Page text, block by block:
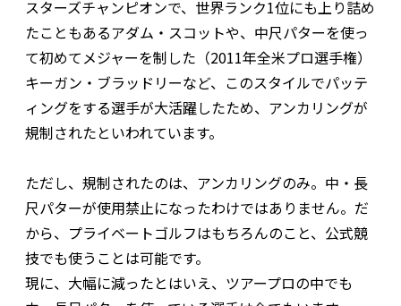
スターズチャンピオンで、世界ランク1位にも上り詰め
たこともあるアダム・スコットや、中尺パターを使っ
て初めてメジャーを制した（2011年全米プロ選手権）
キーガン・ブラッドリーなど、このスタイルでパッテ
ィングをする選手が大活躍したため、アンカリングが
規制されたといわれています。
ただし、規制されたのは、アンカリングのみ。中・長
尺パターが使用禁止になったわけではありません。だ
から、プライベートゴルフはもちろんのこと、公式競
技でも使うことは可能です。
現に、大幅に減ったとはいえ、ツアープロの中でも